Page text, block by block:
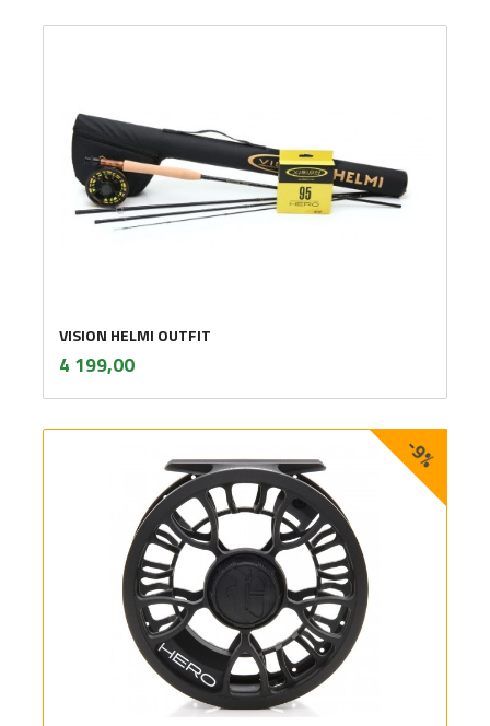
VISION HELMI OUTFIT
Pris
4 199,00mva.
-9%